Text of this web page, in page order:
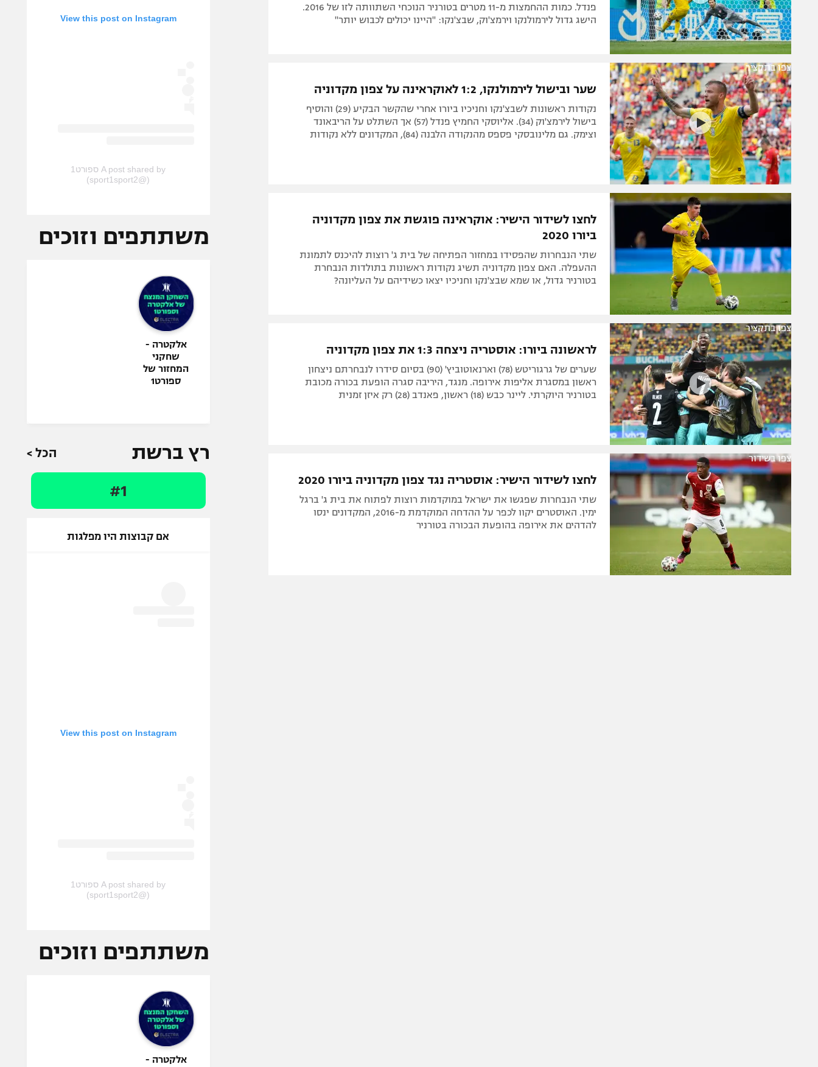
פנדל. כמות ההחמצות מ-11 מטרים בטורניר הנוכחי השתוותה לזו של 2016.
הישג גדול לירמולנקו וירמצ'וק, שבצ'נקו: "היינו יכולים לכבוש יותר"
צפו בתקציר
שער ובישול לירמולנקו, 1:2 לאוקראינה על צפון מקדוניה
נקודות ראשונות לשבצ'נקו וחניכיו ביורו אחרי שהקשר הבקיע (29) והוסיף
בישול לירמצ'וק (34). אליוסקי החמיץ פנדל (57) אך השתלט על הריבאונד
וצימק. גם מלינובסקי פספס מהנקודה הלבנה (84), המקדונים ללא נקודות
לחצו לשידור הישיר: אוקראינה פוגשת את צפון מקדוניה
ביורו 2020
שתי הנבחרות שהפסידו במחזור הפתיחה של בית ג' רוצות להיכנס לתמונת
ההעפלה. האם צפון מקדוניה תשיג נקודות ראשונות בתולדות הנבחרת
בטורניר גדול, או שמא שבצ'נקו וחניכיו יצאו כשידיהם על העליונה?
צפו בתקציר
לראשונה ביורו: אוסטריה ניצחה 1:3 את צפון מקדוניה
שערים של גרגוריטש (78) וארנאוטוביץ' (90) בסיום סידרו לנבחרתם ניצחון
ראשון במסגרת אליפות אירופה. מנגד, היריבה סגרה הופעת בכורה מכובת
בטורניר היוקרתי. ליינר כבש (18) ראשון, פאנדב (28) רק איזן זמנית
צפו בשידור
לחצו לשידור הישיר: אוסטריה נגד צפון מקדוניה ביורו 2020
שתי הנבחרות שפגשו את ישראל במוקדמות רוצות לפתוח את בית ג' ברגל
ימין. האוסטרים יקוו לכפר על ההדחה המוקדמת מ-2016, המקדונים ינסו
להדהים את אירופה בהופעת הבכורה בטורניר
View this post on Instagram
A post shared by ספורט1
(@sport1sport2)
משתתפים וזוכים
אלקטרה -
שחקני
המחזור של
ספורט1
רץ ברשת הכל >
#1
אם קבוצות היו מפלגות
View this post on Instagram
A post shared by ספורט1
(@sport1sport2)
משתתפים וזוכים
אלקטרה -